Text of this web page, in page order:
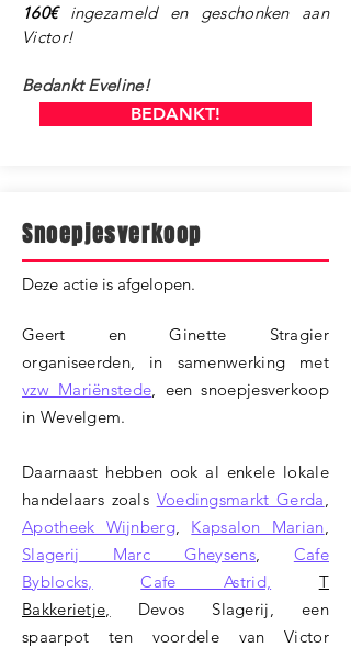
160€ingezameld en geschonken aan
Victor!
Bedankt Eveline!
BEDANKT!
Snoepjesverkoop
​Deze actie is afgelopen.
Geert en Ginette Stragier
organiseerden, in samenwerking met
vzw Mariënstede, een snoepjesverkoop
in Wevelgem.
Daarnaast hebben ook al enkele lokale
handelaars zoals Voedingsmarkt Gerda,
Apotheek Wijnberg, Kapsalon Marian,
Slagerij Marc Gheysens, Cafe
Byblocks,
Cafe Astrid,
T
Bakkerietje, Devos Slagerij, een
spaarpot ten voordele van Victor